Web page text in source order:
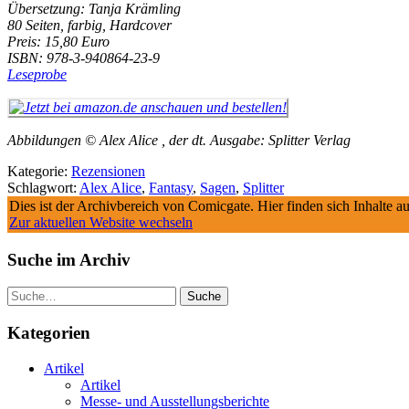
Übersetzung: Tanja Krämling
80 Seiten, farbig, Hardcover
Preis: 15,80 Euro
ISBN: 978-3-940864-23-9
Leseprobe
Abbildungen © Alex Alice , der dt. Ausgabe: Splitter Verlag
Kategorie: Rezensionen
Schlagwort: Alex Alice, Fantasy, Sagen, Splitter
Dies ist der Archivbereich von Comicgate. Hier finden sich Inhalte
Zur aktuellen Website wechseln
Suche im Archiv
Suche
Kategorien
Artikel
Artikel
Messe- und Ausstellungsberichte